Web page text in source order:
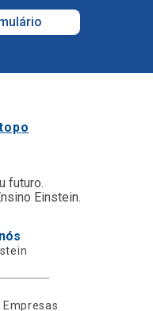
futuro.
Einstein.
Empresas